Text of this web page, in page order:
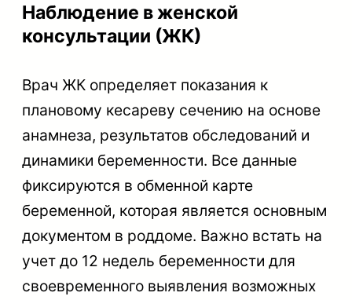
Наблюдение в женской
консультации (ЖК)
Врач ЖК определяет показания к
плановому кесареву сечению на основе
анамнеза, результатов обследований и
динамики беременности. Все данные
фиксируются в обменной карте
беременной, которая является основным
документом в роддоме. Важно встать на
учет до 12 недель беременности для
своевременного выявления возможных